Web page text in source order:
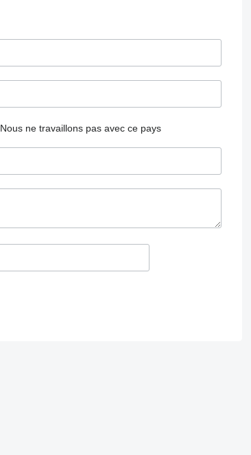
Nous ne travaillons pas avec ce pays